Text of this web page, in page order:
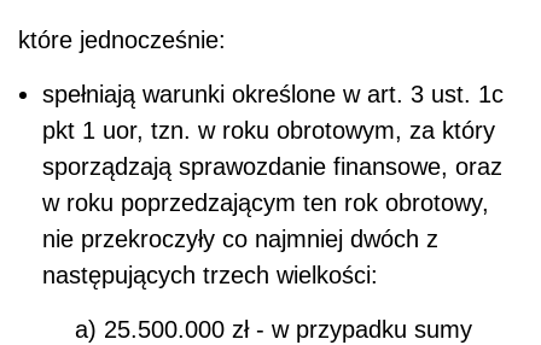
które jednocześnie:
spełniają warunki określone w art. 3 ust. 1c
pkt 1 uor, tzn. w roku obrotowym, za który
sporządzają sprawozdanie finansowe, oraz
w roku poprzedzającym ten rok obrotowy,
nie przekroczyły co najmniej dwóch z
następujących trzech wielkości:
a) 25.500.000 zł - w przypadku sumy